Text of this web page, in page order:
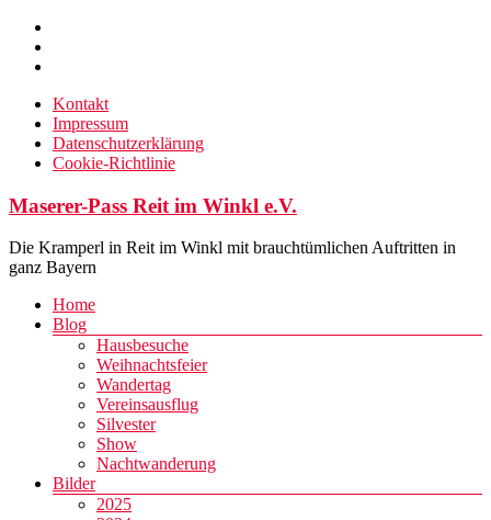
Zum
Inhalt
springen
Kontakt
Impressum
Datenschutzerklärung
Cookie-Richtlinie
Maserer-Pass Reit im Winkl e.V.
Die Kramperl in Reit im Winkl mit brauchtümlichen Auftritten in
ganz Bayern
Menü
Home
Blog
Hausbesuche
Weihnachtsfeier
Wandertag
Vereinsausflug
Silvester
Show
Nachtwanderung
Bilder
2025